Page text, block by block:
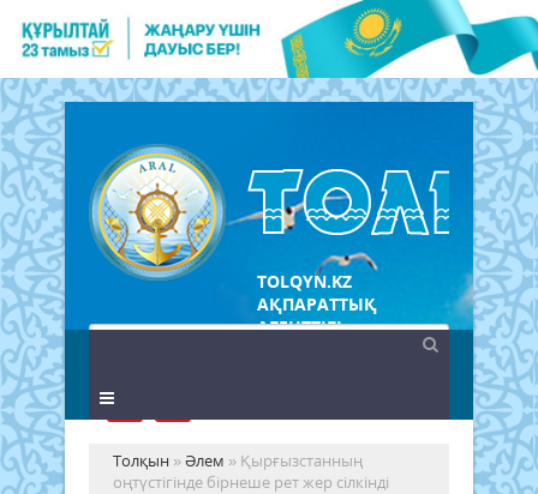
TOLQYN.KZ
АҚПАРАТТЫҚ
АГЕНТТІГІ
Толқын »Әлем » Қырғызстанның
оңтүстігінде бірнеше рет жер сілкінді